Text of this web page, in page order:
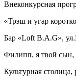
Внеконкурсная
«Трэш и угар
Бар «Loft B.A.G»,
Филипп, я твой сын,
Культурная